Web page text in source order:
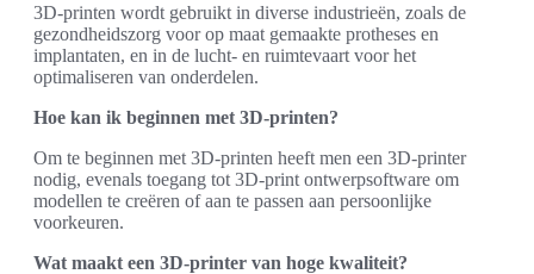
3D-printen wordt gebruikt in diverse industrieën, zoals de
gezondheidszorg voor op maat gemaakte protheses en
implantaten, en in de lucht- en ruimtevaart voor het
optimaliseren van onderdelen.
Hoe kan ik beginnen met 3D-printen?
Om te beginnen met 3D-printen heeft men een 3D-printer
nodig, evenals toegang tot 3D-print ontwerpsoftware om
modellen te creëren of aan te passen aan persoonlijke
voorkeuren.
Wat maakt een 3D-printer van hoge kwaliteit?